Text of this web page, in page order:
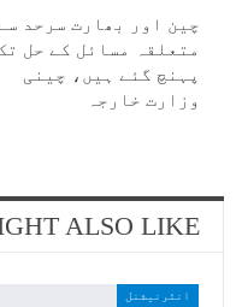
چین اور بھارت سرحد
متعلقہ مسائل کے حل
پہنچ گئے ہیں، چینی
وزارت خارجہ
ALSO LIKE
انٹرنیشنل